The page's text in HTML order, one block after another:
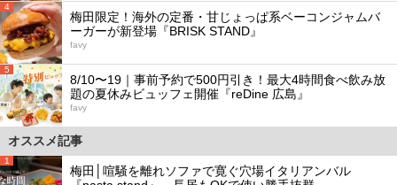
4
梅田限定！海外の定番・甘じょっぱ系ベーコンジャムバ
ーガーが新登場『BRISK STAND』
favy
5
8/10〜19｜事前予約で500円引き！最大4時間食べ飲み放
題の夏休みビュッフェ開催『reDine 広島』
favy
オススメ記事
1
梅田│喧騒を離れソファで寛ぐ穴場イタリアンバル